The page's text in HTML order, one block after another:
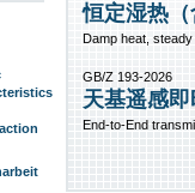
恒定湿热
Damp heat,
GB/Z 193-2026
天基遥感
End-to-End